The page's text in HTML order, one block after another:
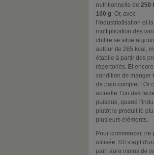
nutritionnelle de 250
100 g. Or, avec
l'industrialisation et la
multiplication des
chiffre se situe
autour de 265 kcal,
établie à partir des
répertoriés. Et
condition de manger
de pain complet ! Or
actuelle, l'un des
puisque, quand
plutôt le produit le
plusieurs éléments.
Pour commencer,
utilisée. S'il s'agit
pain aura moins de